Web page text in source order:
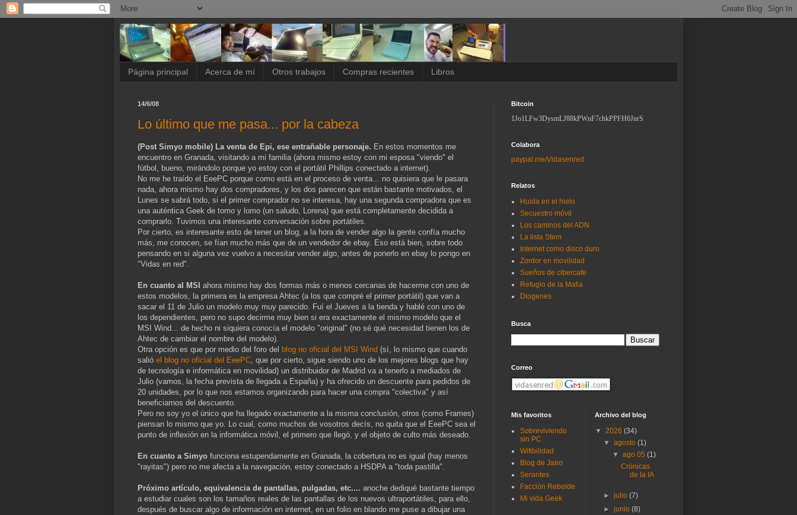
Página principal Acerca de mí Otros trabajos Compras recientes Libros
14/6/08
Lo último que me pasa... por la cabeza
(Post Simyo mobile) La venta de Epi, ese entrañable personaje. En estos momentos me
encuentro en Granada, visitando a mi familia (ahora mismo estoy con mi esposa "viendo" el
fútbol, bueno, mirándolo porque yo estoy con el portátil Phillips conectado a internet).
No me he traído el EeePC porque como está en el proceso de venta... no quisiera que le pasara
nada, ahora mismo hay dos compradores, y los dos parecen que están bastante motivados, el
Lunes se sabrá todo, si el primer comprador no se interesa, hay una segunda compradora que es
una auténtica Geek de tomo y lomo (un saludo, Lorena) que está completamente decidida a
comprarlo. Tuvimos una interesante conversación sobre portátiles.
Por cierto, es interesante esto de tener un blog, a la hora de vender algo la gente confía mucho
más, me conocen, se fían mucho más que de un vendedor de ebay. Eso está bien, sobre todo
pensando en si alguna vez vuelvo a necesitar vender algo, antes de ponerlo en ebay lo pongo en
"Vidas en red".
En cuanto al MSI ahora mismo hay dos formas más o menos cercanas de hacerme con uno de
estos modelos, la primera es la empresa Ahtec (a los que compré el primer portátil) que van a
sacar el 11 de Julio un modelo muy muy parecido. Fuí el Jueves a la tienda y hablé con uno de
los dependientes, pero no supo decirme muy bien si era exactamente el mismo modelo que el
MSI Wind... de hecho ni siquiera conocía el modelo "original" (no sé qué necesidad tienen los de
Ahtec de cambiar el nombre del modelo).
Otra opción es que por medio del foro del blog no oficial del MSI Wind (sí, lo mismo que cuando
salió el blog no oficial del EeePC, que por cierto, sigue siendo uno de los mejores blogs que hay
de tecnología e informática en movilidad) un distribuidor de Madrid va a tenerlo a mediados de
Julio (vamos, la fecha prevista de llegada a España) y ha ofrecido un descuente para pedidos de
20 unidades, por lo que nos estamos organizando para hacer una compra "colectiva" y así
beneficiarnos del descuento.
Pero no soy yo el único que ha llegado exactamente a la misma conclusión, otros (como Frames)
piensan lo mismo que yo. Lo cual, como muchos de vosotros decís, no quita que el EeePC sea el
punto de inflexión en la informática móvil, el primero que llegó, y el objeto de culto más deseado.
En cuanto a Simyo funciona estupendamente en Granada, la cobertura no es igual (hay menos
"rayitas") pero no me afecta a la navegación, estoy conectado a HSDPA a "toda pastilla".
Próximo artículo, equivalencia de pantallas, pulgadas, etc.... anoche dediqué bastante tiempo
a estudiar cuales son los tamaños reales de las pantallas de los nuevos ultraportátiles, para ello,
después de buscar algo de información en internet, en un folio en blando me puse a dibujar una
Bitcoin
1Jo1LFw3DysmLJ88kPWnF7chkPPFH6JnrS
Colabora
paypal.me/Vidasenred
Relatos
Huida en el hielo
Secuestro móvil
Los caminos del ADN
La lista Stem
Internet como disco duro
Zordor en movilidad
Sueños de cibercafe
Refugio de la Mafia
Diogenes
Busca
Correo
Mis favoritos
Sobreviviendo
sin PC
Wifibilidad
Blog de Jairo
Serantes
Facción Rebelde
Mi vida Geek
Archivo del blog
▼ 2026 (34)
▼agosto(1)
▼ ago 05 (1)
Crónicas
de la IA
►julio(7)
►junio(8)